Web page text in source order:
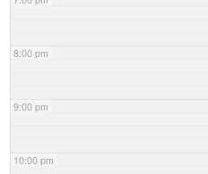
8:00 pm
9:00 pm
10:00 pm